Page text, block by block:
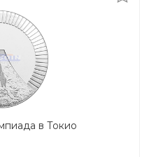
в Токио